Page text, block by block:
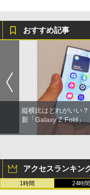
おすすめ記事
縦横比はどれがいい
新「Galaxy Z Fold」
アクセスランキン
1時間 24時間